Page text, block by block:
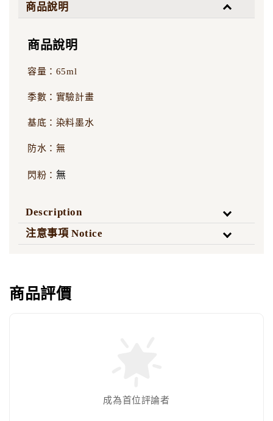
商品說明
商品說明
容量：65ml
季數：實驗計畫
基底：染料墨水
防水：無
閃粉： 無
Description
注意事項 Notice
商品評價
成為首位評論者